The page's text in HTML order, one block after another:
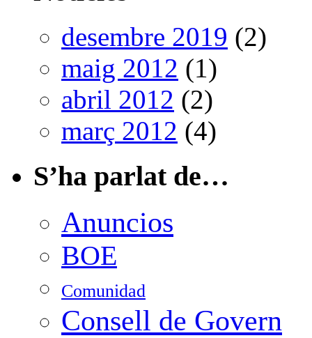
desembre 2019 (2)
maig 2012 (1)
abril 2012 (2)
març 2012 (4)
S’ha parlat de…
Anuncios
BOE
Comunidad
Consell de Govern